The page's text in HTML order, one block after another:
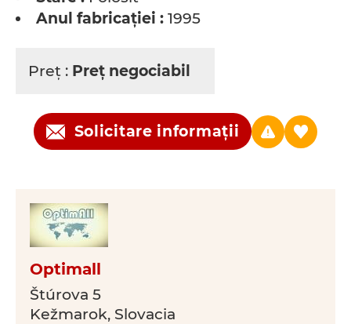
Anul fabricaţiei : 1995
Preţ : Preţ negociabil
Solicitare informații
Optimall
Štúrova 5
Kežmarok, Slovacia